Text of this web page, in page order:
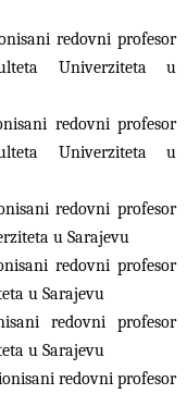
redovni profesor
Univerziteta u
redovni profesor
Univerziteta u
redovni profesor
u Sarajevu
redovni profesor
u Sarajevu
redovni profesor
u Sarajevu
redovni profesor